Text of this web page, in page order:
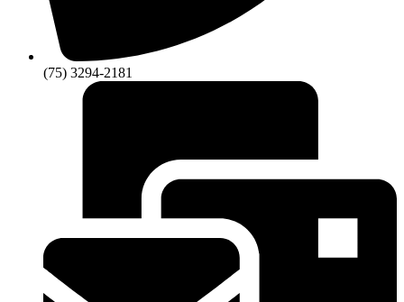
(75) 3294-2181